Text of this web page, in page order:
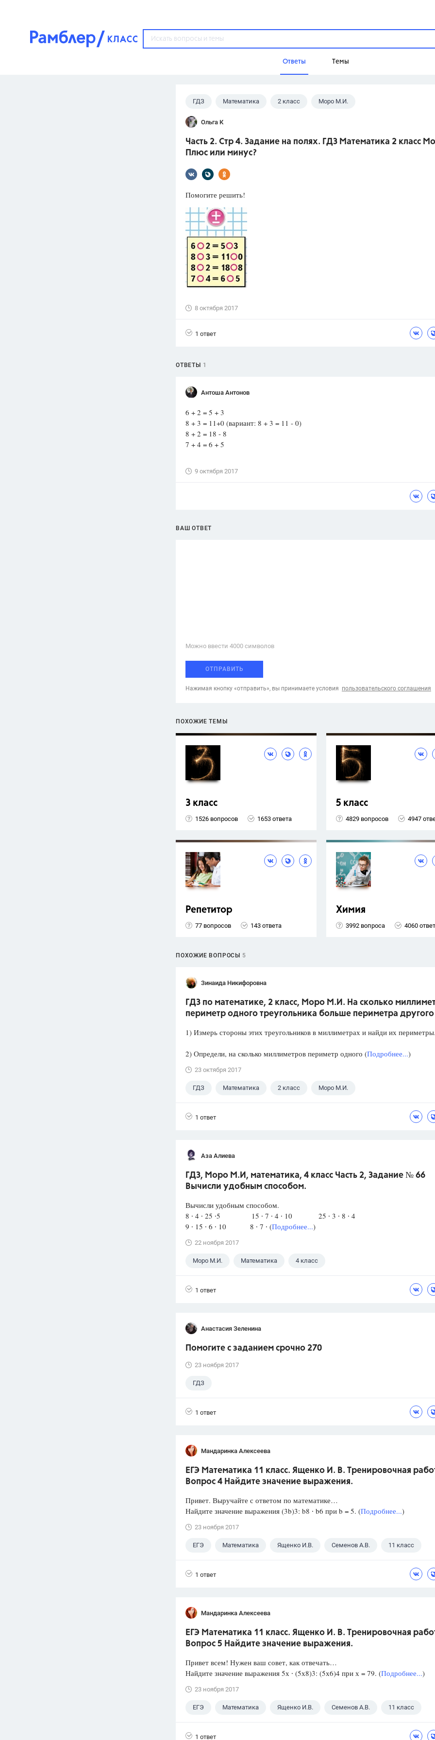
Ответы Темы
Популярные темы
ГДЗ
ОГЭ
ФИПИ
ответов
Вузы
ответа
Олимпиады
ответа
Spotlight
Домашнее задание
Школа
ГДЗ Математика 2 класс Моро М.И.
Ольга К
Часть 2. Стр 4. Задание на полях. ГДЗ Математика 2 класс
Плюс или минус?
Помогите решить!
8 октября 2017
1 ответ
ОТВЕТЫ 1
Антоша Антонов
6 + 2 = 5 + 3
8 + 3 = 11+0 (вариант: 8 + 3 = 11 - 0)
8 + 2 = 18 - 8
7 + 4 = 6 + 5
9 октября 2017
ВАШ ОТВЕТ
Можно ввести 4000 cимволов
ОТПРАВИТЬ
Нажимая кнопку «отправить», вы принимаете условия пользовательского соглашения
ПОХОЖИЕ ТЕМЫ
3 класс
1526 вопросов 1653 ответа
5 класс
4829 вопросов 4947
Репетитор
77 вопросов 143 ответа
Химия
3992 вопроса 4060
ПОХОЖИЕ ВОПРОСЫ 5
Зинаида Никифоровна
ГДЗ по математике, 2 класс, Моро М.И. На сколько
периметр одного треугольника больше периметра
1) Измерь стороны этих треугольников в миллиметрах и найди их
2) Определи, на сколько миллиметров периметр одного (Подробнее...)
23 октября 2017
ГДЗ Математика 2 класс Моро М.И.
1 ответ
Аза Алиева
ГДЗ, Моро М.И, математика, 4 класс Часть 2, Задание № 66
Вычисли удобным способом.
Вычисли удобным способом.
8 ∙ 4 ∙ 25 ∙5 15 ∙ 7 ∙ 4 ∙ 10 25 ∙ 3 ∙ 8 ∙ 4
9 ∙ 15 ∙ 6 ∙ 10 8 ∙ 7 ∙ (Подробнее...)
22 ноября 2017
Моро М.И. Математика 4 класс
1 ответ
Анастасия Зеленина
Помогите с заданием срочно 270
23 ноября 2017
ГДЗ
1 ответ
Мандаринка Алексеева
ЕГЭ Математика 11 класс. Ященко И. В. Тренировочная
Вопрос 4 Найдите значение выражения.
Привет. Выручайте с ответом по математике…
Найдите значение выражения (3b)3: b8 ∙ b6 при b = 5. (Подробнее...)
23 ноября 2017
ЕГЭ Математика Ященко И.В. Семенов А.В. 11 класс
1 ответ
Мандаринка Алексеева
ЕГЭ Математика 11 класс. Ященко И. В. Тренировочная
Вопрос 5 Найдите значение выражения.
Привет всем! Нужен ваш совет, как отвечать…
Найдите значение выражения 5х ∙ (5х8)3: (5х6)4 при х = 79. (Подробнее...)
23 ноября 2017
ЕГЭ Математика Ященко И.В. Семенов А.В. 11 класс
1 ответ